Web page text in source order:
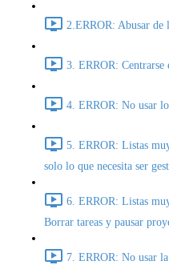
2.ERROR: Abusar de
3. ERROR: Centrarse
4. ERROR: No usar
5. ERROR: Listas
solo lo que necesita ser
6. ERROR: Listas
Borrar tareas y pausar
7. ERROR: No usar